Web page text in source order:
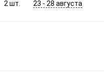
2 шт. 23 - 28 августа